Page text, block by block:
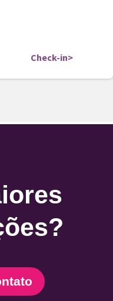
Check-in>